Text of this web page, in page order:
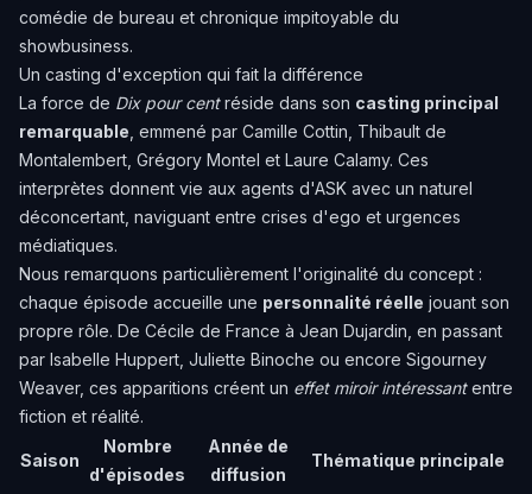
comédie de bureau et chronique impitoyable du
showbusiness.
Un casting d'exception qui fait la différence
La force de Dix pour centréside dans son casting principal
remarquable , emmené par Camille Cottin, Thibault de
Montalembert, Grégory Montel et Laure Calamy. Ces
interprètes donnent vie aux agents d'ASK avec un naturel
déconcertant, naviguant entre crises d'ego et urgences
médiatiques.
Nous remarquons particulièrement l'originalité du concept :
chaque épisode accueille une personnalité réelle jouant son
propre rôle. De Cécile de France à Jean Dujardin, en passant
par Isabelle Huppert, Juliette Binoche ou encore Sigourney
Weaver, ces apparitions créent un effet miroir intéressantentre
fiction et réalité.
Saison
Nombre
d'épisodes
Année de
diffusion
Thématique principale